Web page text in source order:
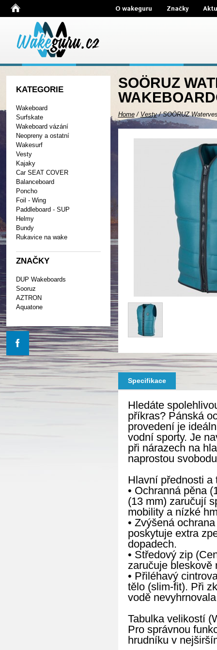
O wakeguru Značky
KATEGORIE
Wakeboard
Surfskate
Wakeboard vázání
Neopreny a ostatní
Wakesurf
Vesty
Kajaky
Car SEAT COVER
Balanceboard
Poncho
Foil - Wing
Paddleboard - SUP
Helmy
Bundy
Rukavice na wake
ZNAČKY
DUP Wakeboards
Sooruz
AZTRON
Aquatone
SOÖRUZ
Home/ Vesty/SOÖRUZ
Specifikace
Hledáte
příkras? Pánská
provedení je
vodní sporty. Je
při nárazech na
naprostou
Hlavní přednosti a
• Ochranná pěna
(13 mm) zaručují
mobility a nízké
• Zvýšená
poskytuje extra
dopadech.
• Středový zip
zaručuje bleskově
• Přiléhavý
tělo (slim-fit). Při
vodě
Tabulka velikostí
Pro správnou
hrudníku v